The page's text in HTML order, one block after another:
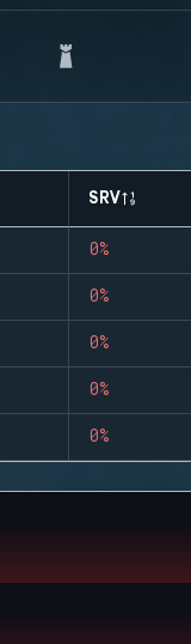
SRV
0%
0%
0%
0%
0%